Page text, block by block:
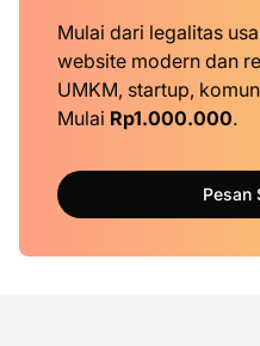
Mulai dari legalitas
website modern dan
UMKM, startup,
Mulai Rp1.000.000.
Pesan